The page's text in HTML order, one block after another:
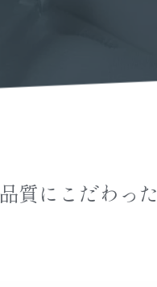
品質にこだわっ